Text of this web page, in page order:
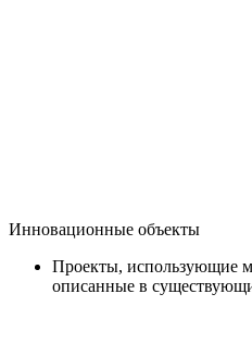
Инновационные объекты
Проекты, использующие
описанные в